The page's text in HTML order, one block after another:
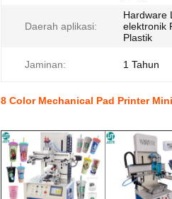
Daerah aplikasi:
Hardware
elektronik
Plastik
Jaminan: 1 Tahun
8 Color Mechanical Pad Printer